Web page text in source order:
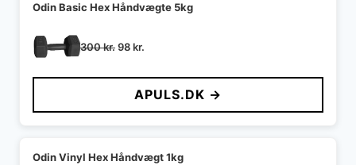
Odin Basic Hex Håndvægte 5kg
300kr.Den
pris
300 kr..
98kr.
pris
er:
98 kr..
APULS.DK →
Odin Vinyl Hex Håndvægt 1kg